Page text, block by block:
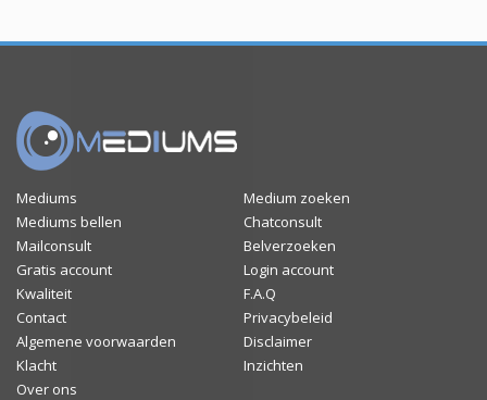
Mediums
Medium zoeken
Mediums bellen
Chatconsult
Mailconsult
Belverzoeken
Gratis account
Login account
Kwaliteit
F.A.Q
Contact
Privacybeleid
Algemene voorwaarden
Disclaimer
Klacht
Inzichten
Over ons